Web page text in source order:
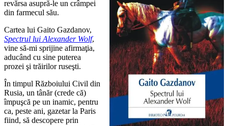
revărsa asupră-le un crâmpei
din farmecul său.
Cartea lui Gaito Gazdanov,
Spectrul lui Alexander Wolf,
vine să-mi sprijine afirmaţia,
aducând cu sine puterea
prozei şi trăirilor ruseşti.
În timpul Războiului Civil din
Rusia, un tânăr (crede că)
împuşcă pe un inamic, pentru
ca, peste ani, gazetar la Paris
fiind, să descopere prin